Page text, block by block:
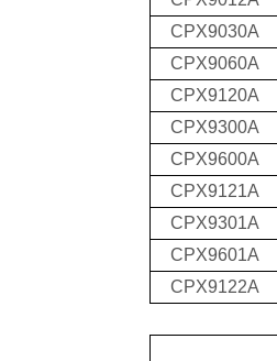
CPX9030A
CPX9060A
CPX9120A
CPX9300A
CPX9600A
CPX9121A
CPX9301A
CPX9601A
CPX9122A